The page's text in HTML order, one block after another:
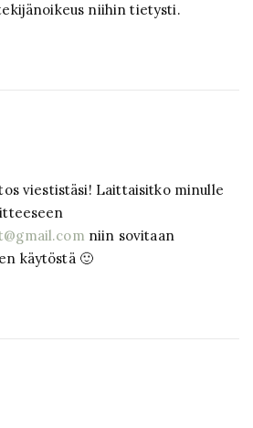
niihin tietysti.
viestistäsi! Laittaisitko minulle
niin sovitaan
käytöstä 🙂